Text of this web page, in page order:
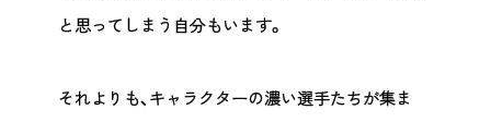
と思ってしまう自分もいます。
それよりも、キャラクターの濃い選手たちが集ま